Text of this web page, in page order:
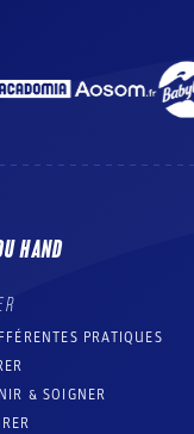
HAND
PRATIQUES
& SOIGNER